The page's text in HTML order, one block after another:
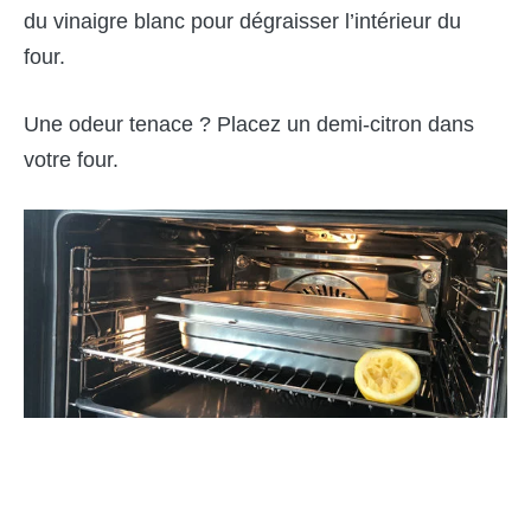
du vinaigre blanc pour dégraisser l’intérieur du
four.
Une odeur tenace ? Placez un demi-citron dans
votre four.